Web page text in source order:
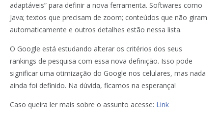
adaptáveis” para definir a nova ferramenta. Softwares como
Java; textos que precisam de zoom; conteúdos que não giram
automaticamente e outros detalhes estão nessa lista.
O Google está estudando alterar os critérios dos seus
rankings de pesquisa com essa nova definição. Isso pode
significar uma otimização do Google nos celulares, mas nada
ainda foi definido. Na dúvida, ficamos na esperança!
Caso queira ler mais sobre o assunto acesse: Link